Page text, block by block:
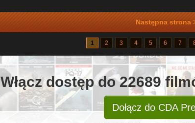
Następna strona
1 2 3 4 5 6 7
Włącz dostęp do 22689
Dołącz do CDA